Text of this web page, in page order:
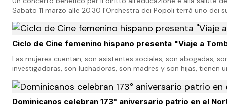
Sabato 11 marzo alle 20.30 l’Orchestra dei Popoli terrà uno dei
significativi, dalla sua fonda…
Ciclo de Cine femenino hispano presenta "Viaje a
Las mujeres cuentan, son asistentes sociales, son abogadas,
investigadoras, son luchadoras, son madres y son hijas, tienen
la historia de su entorno y a la v…
Dominicanos celebran 173° aniversario patrio en el